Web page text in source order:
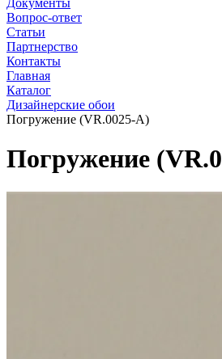
Документы
Вопрос-ответ
Статьи
Партнерство
Контакты
Главная
Каталог
Дизайнерские обои
Погружение (VR.0025-A)
Погружение